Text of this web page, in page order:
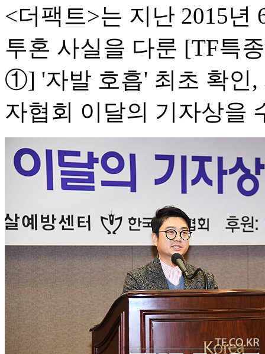
<더팩트>는 지난 2015년
투혼 사실을 다룬 [TF특
①] '자발 호흡' 최초 확인,
자협회 이달의 기자상을